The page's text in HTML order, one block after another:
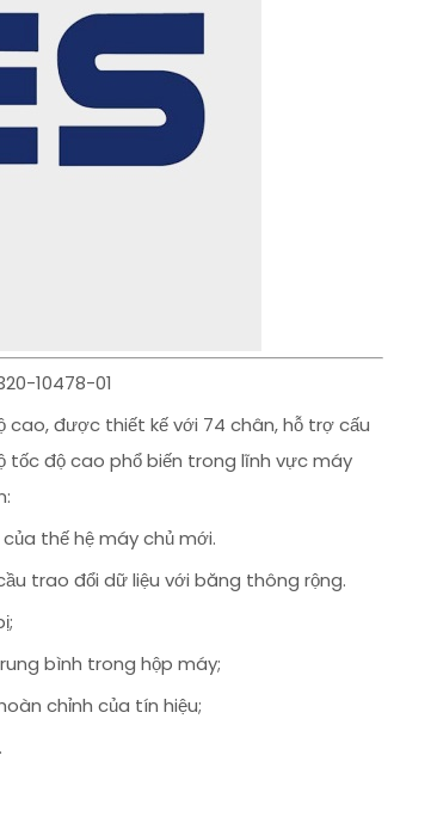
10478-01
được thiết kế với 74 chân, hỗ trợ cấu
tốc độ cao phổ biến trong lĩnh vực máy
thế hệ máy chủ mới.
trao đổi dữ liệu với băng thông rộng.
bình trong hộp máy;
chỉnh của tín hiệu;